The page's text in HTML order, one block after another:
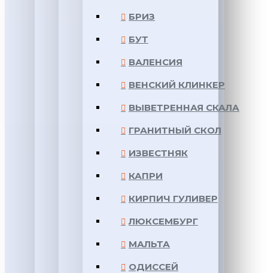
БРИЗ
БУТ
ВАЛЕНСИЯ
ВЕНСКИЙ КЛИНКЕР
ВЫВЕТРЕННАЯ СКАЛА
ГРАНИТНЫЙ СКОЛ
ИЗВЕСТНЯК
КАПРИ
КИРПИЧ ГУЛИВЕР
ЛЮКСЕМБУРГ
МАЛЬТА
ОДИССЕЙ